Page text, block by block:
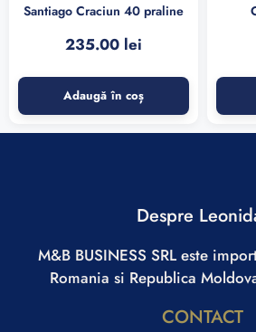
Santiago Craciun 40 praline
235.00 lei
Adaugă în coș
Despre
M&B BUSINESS SRL este
Romania si Republica
CONTACT